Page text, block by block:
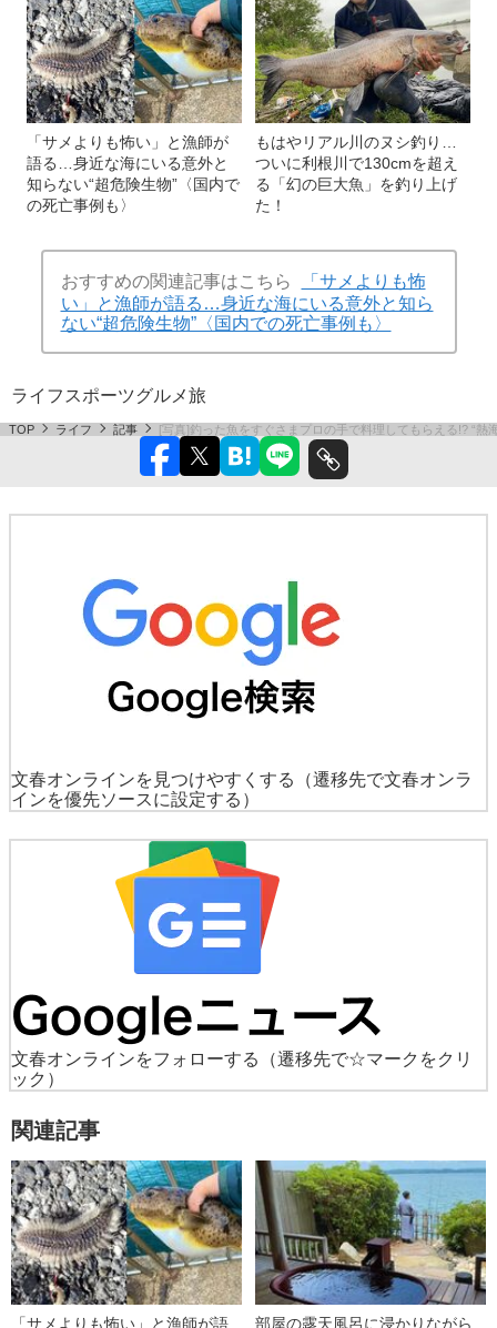
「サメよりも怖い」と漁師が
語る…身近な海にいる意外と
知らない“超危険生物”〈国内で
の死亡事例も〉
もはやリアル川のヌシ釣り…
ついに利根川で130cmを超え
る「幻の巨大魚」を釣り上げ
た！
おすすめの関連記事はこちら
「サメよりも怖
い」と漁師が語る…身近な海にいる意外と知ら
ない“超危険生物”〈国内での死亡事例も〉
ライフ スポーツグルメ旅
TOP ライフ 記事 [写真]釣った魚をすぐさまプロの手で料理してもらえる!? “
文春オンラインを見つけやすくする
（遷移先で文春オンラ
インを優先ソースに設定する）
文春オンラインをフォローする
（遷移先で☆マークをクリ
ック）
関連記事
「サメよりも怖い」と漁師が語 部屋の露天風呂に浸かりながら